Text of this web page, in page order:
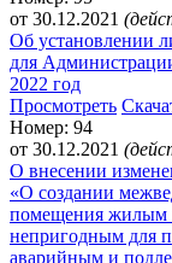
от 30.12.2021
Об установлении
для
2022 год
Просмотреть
Номер: 94
от 30.12.2021
О внесении
«О создании
помещения жилым
непригодным для
аварийным и